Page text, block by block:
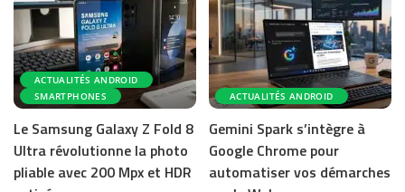
ACTUALITÉS ANDROID
SMARTPHONES
Le Samsung Galaxy Z Fold 8
Ultra révolutionne la photo
pliable avec 200 Mpx et HDR
ACTUALITÉS ANDROID
Gemini Spark s’intègre à
Google Chrome pour
automatiser vos démarches